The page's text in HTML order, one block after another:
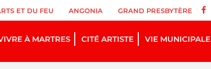
ET DU FEU ANGONIA GRAND PRESBYTÈRE
À MARTRES CITÉ ARTISTE VIE MUNICIPALE